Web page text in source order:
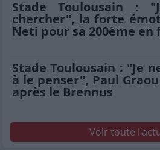
Stade Toulousain :
chercher", la forte
Neti pour sa 200ème en
Stade Toulousain : "Je
à le penser", Paul
après le Brennus
Voir toute